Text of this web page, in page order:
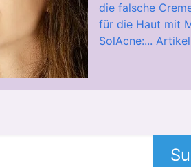
die falsche
für die Haut mit
SolAcne:... Artikel